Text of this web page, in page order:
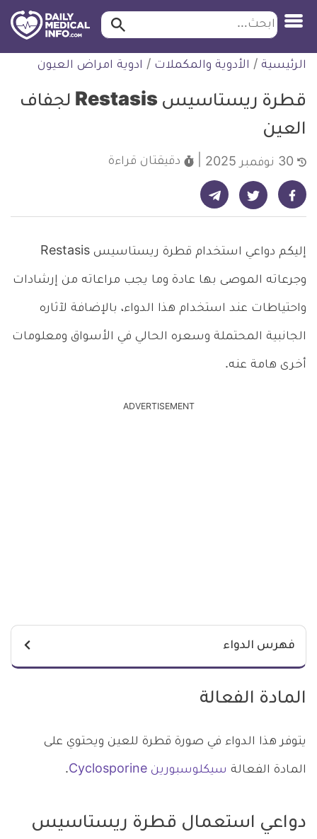
التخطي
للمحتوى
طبية
ابحث ابحث…
الرئيسية / الأدوية والمكملات / ادوية امراض العيون
قطرة ريستاسيس Restasis لجفاف
العين
دقيقتان قراءة
شارك على فيسبوك - ديلي ميديكال انفو شارك على تويتر - ديلي ميديكال انفو شارك على تيليجرام - ديلي ميديكال انفو
إليكم دواعي استخدام قطرة ريستاسيس Restasis
وجرعاته الموصى بها عادة وما يجب مراعاته من إرشادات
واحتياطات عند استخدام هذا الدواء، بالإضافة لآثاره
الجانبية المحتملة وسعره الحالي في الأسواق ومعلومات
أخرى هامة عنه.
ADVERTISEMENT
فهرس الدواء
المادة الفعالة
يتوفر هذا الدواء في صورة قطرة للعين ويحتوي على
المادة الفعالة سيكلوسبورين Cyclosporine .
دواعي استعمال قطرة ريستاسيس